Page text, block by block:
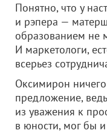
Понятно, что у
и рэпера —
образованием не
И маркетологи,
всерьез
Оксимирон
предложение,
из уважения к
в юности, мог бы и